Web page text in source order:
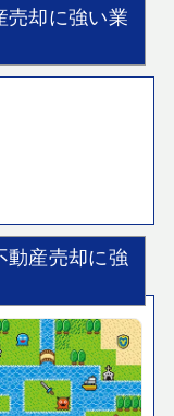
売却に強い業
動産売却に強